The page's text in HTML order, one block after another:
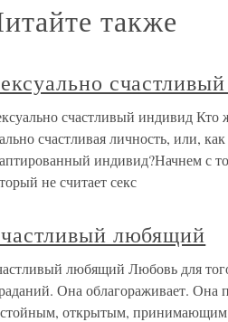
также
счастливый индивид Кто
счастливая личность, или,
индивид?Начнем с
не считает секс
любящий
любящий Любовь для
Она облагораживает. Она
откры­тым, принимающим.